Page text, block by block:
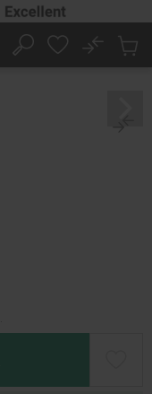
Rechercher
No